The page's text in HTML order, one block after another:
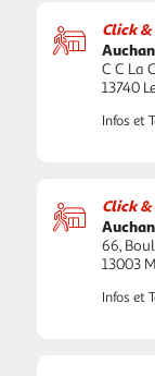
Click
C C La
13740
Infos et
Click
66,
13003
Infos et